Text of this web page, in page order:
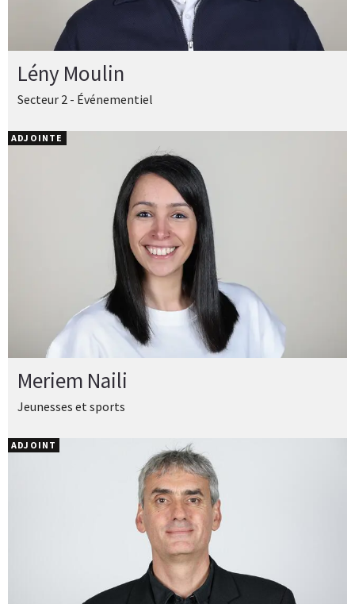
Lény Moulin
Secteur 2 - Événementiel
Meriem Naili
Jeunesses et sports
ADJOINTE
ADJOINT